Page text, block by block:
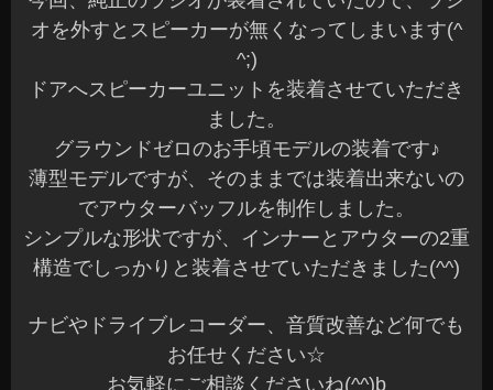
オを外すとスピーカーが無くなってしまいます(^
^;)
ドアへスピーカーユニットを装着させていただき
ました。
グラウンドゼロのお手頃モデルの装着です♪
薄型モデルですが、そのままでは装着出来ないの
でアウターバッフルを制作しました。
シンプルな形状ですが、インナーとアウターの2重
構造でしっかりと装着させていただきました(^^)
ナビやドライブレコーダー、音質改善など何でも
お任せください☆
お気軽にご相談くださいね(^^)b